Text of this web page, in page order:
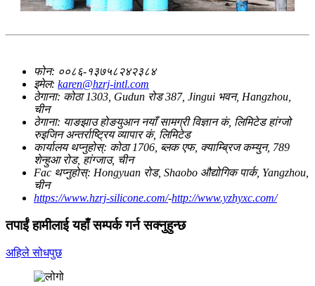
फोन: ००८६-१३७५८२४२३८४
इमेल: karen@hzrj-intl.com
ठेगाना: कोठा 1303, Gudun रोड 387, Jingui भवन, Hangzhou,
चीन
ठेगाना: याङझाउ होङयुआन नयाँ सामग्री विज्ञान कं, लिमिटेड हांग्जो
रुइजिन अन्तर्राष्ट्रिय व्यापार कं, लिमिटेड
कार्यालय थप्नुहोस्: कोठा 1706, ब्लक एफ, क्याम्ब्रिज कम्युन, 789
शेन्हुआ रोड, हांग्जाउ, चीन
Fac थप्नुहोस्: Hongyuan रोड, Shaobo औद्योगिक पार्क, Yangzhou,
चीन
https://www.hzrj-silicone.com/-http://www.yzhyxc.com/
तपाईं हामीलाई यहाँ सम्पर्क गर्न सक्नुहुन्छ
अहिले सोधपुछ